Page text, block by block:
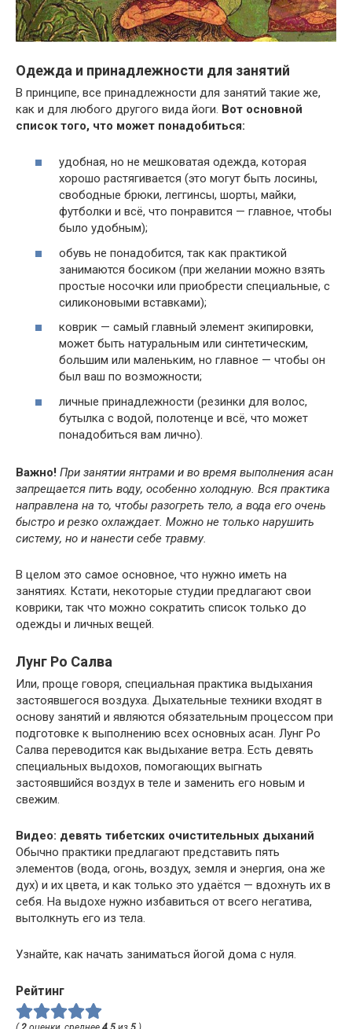
Одежда и принадлежности для занятий
В принципе, все принадлежности для занятий такие же,
как и для любого другого вида йоги. Вот основной
список того, что может понадобиться:
удобная, но не мешковатая одежда, которая
хорошо растягивается (это могут быть лосины,
свободные брюки, леггинсы, шорты, майки,
футболки и всё, что понравится — главное, чтобы
было удобным);
обувь не понадобится, так как практикой
занимаются босиком (при желании можно взять
простые носочки или приобрести специальные, с
силиконовыми вставками);
коврик — самый главный элемент экипировки,
может быть натуральным или синтетическим,
большим или маленьким, но главное — чтобы он
был ваш по возможности;
личные принадлежности (резинки для волос,
бутылка с водой, полотенце и всё, что может
понадобиться вам лично).
Важно! При занятии янтрами и во время выполнения асан
запрещается пить воду, особенно холодную. Вся практика
направлена на то, чтобы разогреть тело, а вода его очень
быстро и резко охлаждает. Можно не только нарушить
систему, но и нанести себе травму.
В целом это самое основное, что нужно иметь на
занятиях. Кстати, некоторые студии предлагают свои
коврики, так что можно сократить список только до
одежды и личных вещей.
Лунг Ро Салва
Или, проще говоря, специальная практика выдыхания
застоявшегося воздуха. Дыхательные техники входят в
основу занятий и являются обязательным процессом при
подготовке к выполнению всех основных асан. Лунг Ро
Салва переводится как выдыхание ветра. Есть девять
специальных выдохов, помогающих выгнать
застоявшийся воздух в теле и заменить его новым и
свежим.
Видео: девять тибетских очистительных дыханий
Обычно практики предлагают представить пять
элементов (вода, огонь, воздух, земля и энергия, она же
дух) и их цвета, и как только это удаётся — вдохнуть их в
себя. На выдохе нужно избавиться от всего негатива,
вытолкнуть его из тела.
Узнайте, как начать заниматься йогой дома с нуля.
Рейтинг